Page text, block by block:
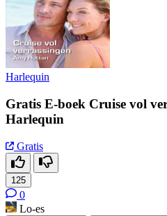
Harlequin
Gratis E-boek Cruise vol
Harlequin
Gratis
125
0
Lo-es